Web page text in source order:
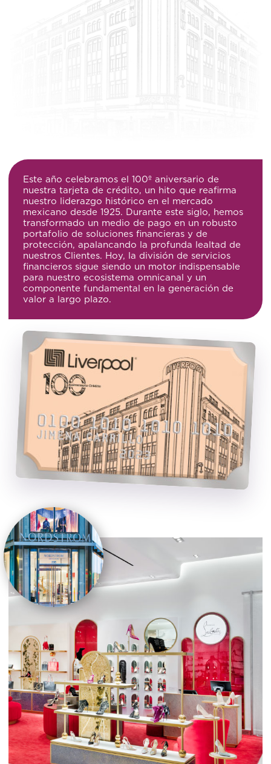
Este año celebramos el 100º aniversario de
nuestra tarjeta de crédito, un hito que reafirma
nuestro liderazgo histórico en el mercado
mexicano desde 1925. Durante este siglo, hemos
transformado un medio de pago en un robusto
portafolio de soluciones financieras y de
protección, apalancando la profunda lealtad de
nuestros Clientes. Hoy, la división de servicios
financieros sigue siendo un motor indispensable
para nuestro ecosistema omnicanal y un
componente fundamental en la generación de
valor a largo plazo.